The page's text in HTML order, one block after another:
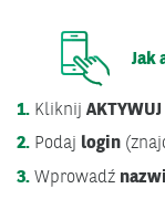
Jak
1. Kliknij AKTYWUJ
2. Podaj login
3. Wprowadź